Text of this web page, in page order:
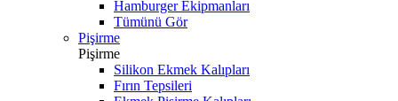
Hamburger Ekipmanları
Tümünü Gör
Pişirme
Pişirme
Silikon Ekmek Kalıpları
Fırın Tepsileri